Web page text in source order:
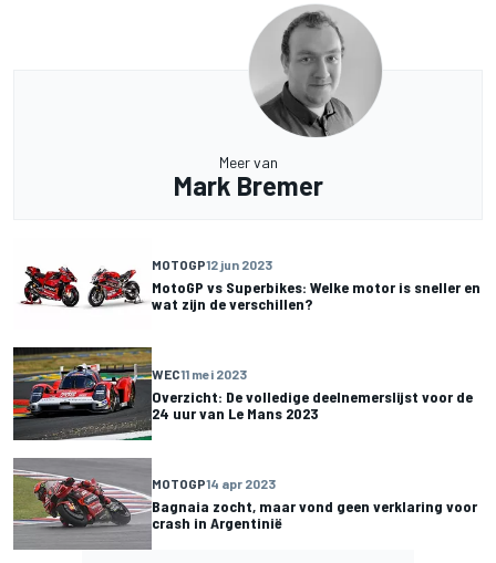
Meer van
Mark Bremer
MOTOGP12 jun 2023
MotoGP vs Superbikes: Welke motor is sneller en
wat zijn de verschillen?
WEC11 mei 2023
Overzicht: De volledige deelnemerslijst voor de
24 uur van Le Mans 2023
MOTOGP14 apr 2023
Bagnaia zocht, maar vond geen verklaring voor
crash in Argentinië